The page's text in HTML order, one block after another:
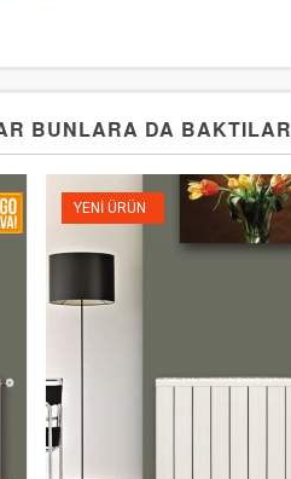
BUNLARA DA BAKTILAR
YENI ÜRÜN